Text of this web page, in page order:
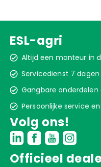
ESL-agri
Altijd een monteur in
Servicedienst 7
Gangbare onderdelen
Persoonlijke service
Volg ons!
Officieel